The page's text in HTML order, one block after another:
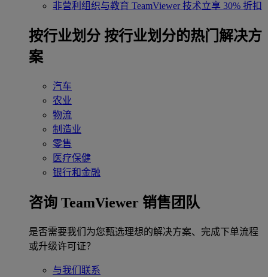
非营利组织与教育 TeamViewer 技术立享 30% 折扣
‌按行业划分 按行业划分的热门解决方
案
汽车
农业
物流
制造业
零售
医疗保健
银行和金融
咨询 TeamViewer 销售团队
是否需要我们为您甄选理想的解决方案、完成下单流程
或升级许可证？
与我们联系